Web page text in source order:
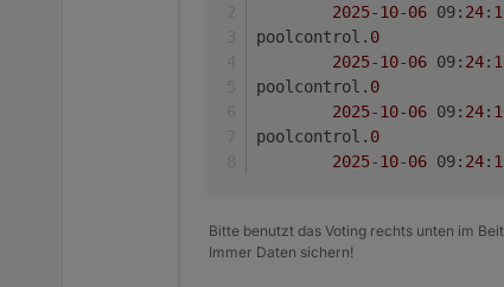
2025-10-06 09: 24:
poolcontrol. 0
2025-10-06 09: 24:
poolcontrol. 0
2025-10-06 09: 24:
poolcontrol. 0
2025-10-06 09: 24:
Bitte benutzt das Voting rechts unten im
Immer Daten sichern!